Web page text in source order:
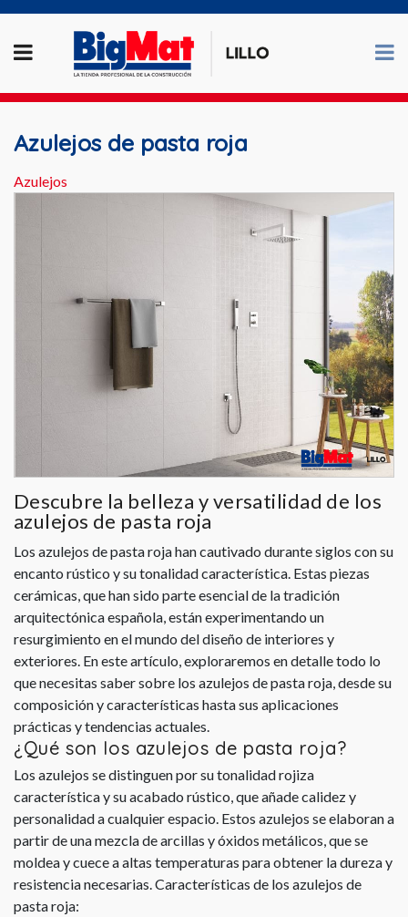
Azulejos de pasta roja
Azulejos
Descubre la belleza y versatilidad de los
azulejos de pasta roja
Los azulejos de pasta roja han cautivado durante siglos con su
encanto rústico y su tonalidad característica. Estas piezas
cerámicas, que han sido parte esencial de la tradición
arquitectónica española, están experimentando un
resurgimiento en el mundo del diseño de interiores y
exteriores. En este artículo, exploraremos en detalle todo lo
que necesitas saber sobre los azulejos de pasta roja, desde su
composición y características hasta sus aplicaciones
prácticas y tendencias actuales.
¿Qué son los azulejos de pasta roja?
Los azulejos se distinguen por su tonalidad rojiza
característica y su acabado rústico, que añade calidez y
personalidad a cualquier espacio. Estos azulejos se elaboran a
partir de una mezcla de arcillas y óxidos metálicos, que se
moldea y cuece a altas temperaturas para obtener la dureza y
resistencia necesarias. Características de los azulejos de
pasta roja: